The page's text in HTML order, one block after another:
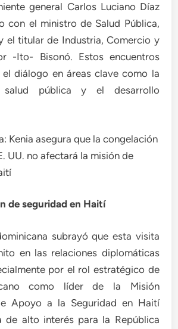
general Carlos Luciano Díaz
con el ministro de Salud Pública,
el titular de Industria, Comercio y
-Ito- Bisonó. Estos encuentros
el diálogo en áreas clave como la
salud pública y el desarrollo
Kenia asegura que la congelación
UU. no afectará la misión de
de seguridad en Haití
subrayó que esta visita
en las relaciones diplomáticas
por el rol estratégico de
como líder de la Misión
Apoyo a la Seguridad en Haití
de alto interés para la República